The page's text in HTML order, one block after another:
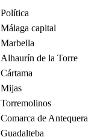
Política
Málaga capital
Marbella
Alhaurín de la Torre
Cártama
Mijas
Torremolinos
Comarca de Antequera
Guadalteba